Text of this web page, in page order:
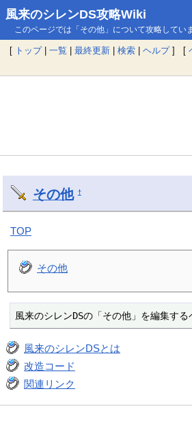
風来のシレンDS攻略Wiki
このページでは「その他」について攻略してい
[ トップ| 一覧 | 最終更新 | 検索 | ヘルプ] [
その他 †
TOP
その他
風来のシレンDSの「その他」を編集する
風来のシレンDSとは
改造コード
関連リンク